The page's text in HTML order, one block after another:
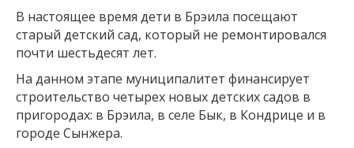
В настоящее время дети в Брэила посещают
старый детский сад, который не ремонтировался
почти шестьдесят лет.
На данном этапе муниципалитет финансирует
строительство четырех новых детских садов в
пригородах: в Брэила, в селе Бык, в Кондрице и в
городе Сынжера.